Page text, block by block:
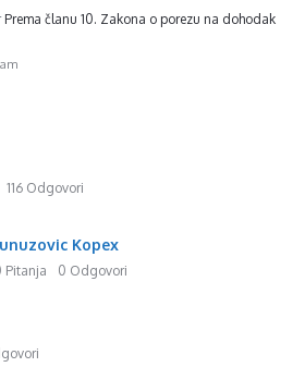
Prema članu 10. Zakona o porezu na dohodak
116 Odgovori
Kopex
Pitanja 0 Odgovori